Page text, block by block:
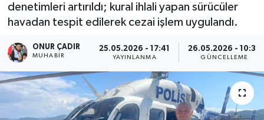
denetimleri artırıldı; kural ihlali yapan sürücüler
havadan tespit edilerek cezai işlem uygulandı.
ONUR ÇADIR
MUHABİR
25.05.2026 - 17:41
YAYINLANMA
26.05.2026 - 10:37
GÜNCELLEME
Spor
Turizm
Son Dakika Haberleri
Haber Arşivi